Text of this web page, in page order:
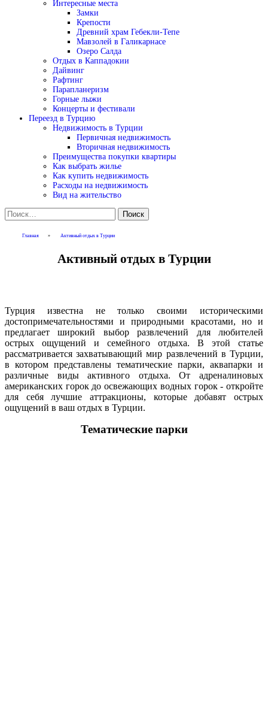
Интересные места
Замки
Крепости
Древний храм Гебекли-Тепе
Мавзолей в Галикарнасе
Озеро Салда
Отдых в Каппадокии
Дайвинг
Рафтинг
Парапланеризм
Горные лыжи
Концерты и фестивали
Переезд в Турцию
Недвижимость в Турции
Первичная недвижимость
Вторичная недвижимость
Преимущества покупки квартиры
Как выбрать жилье
Как купить недвижимость
Расходы на недвижимость
Вид на жительство
Найти:
Главная » Активный отдых в Турции
Активный отдых в Турции
Турция известна не только своими историческими
достопримечательностями и природными красотами, но и
предлагает широкий выбор развлечений для любителей
острых ощущений и семейного отдыха. В этой статье
рассматривается захватывающий мир развлечений в Турции,
в котором представлены тематические парки, аквапарки и
различные виды активного отдыха. От адреналиновых
американских горок до освежающих водных горок - откройте
для себя лучшие аттракционы, которые добавят острых
ощущений в ваш отдых в Турции.
Тематические парки